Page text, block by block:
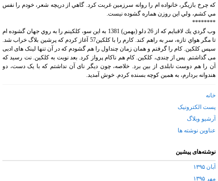
كه چرخ بازيگر، خانواده ام را روانه سرزمين غربت كرد. گاهي از دريچه شعر، خودم را نفس
مي كشم، ولي اين روزن هماره گشوده نيست.
********
وب گردي يك لاقبايم كه از 26 دلو (بهمن) 1381 به اين سو، كلكينم را به روي جهان گشوده ام
تا مگر هواي تازه، سر به راهم كند. کارم را با کلکین57 آغاز کردم که پرشین بلاگ خراب شد.
سپس کلکین. کام را گرفتم و همان زمان چنداول را هم گشودم که در آن تنها لینک های ادبی
می گذاشتم. پس از چندی، کلکین. کام هم ناکام پرواز کرد. بعد نوبت به کلکین. نت رسید که
آن را هم دوست نابلدی از بین برد. خلاصه، چون دیگر نای آن نداشتم که با یک دست، دو
هندوانه بردارم، به همین کوچه بسنده کردم. خوش آمدید.
خانه
پست الکترونیک
آرشیو وبلاگ
عناوین نوشته ها
نوشته‌های پیشین
آبان ۱۳۹۵
مهر ۱۳۹۵